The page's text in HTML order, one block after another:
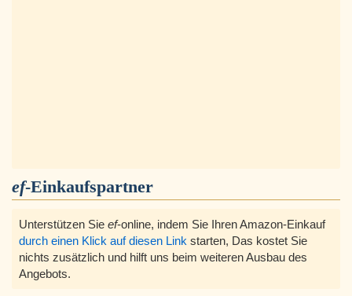
ef-Einkaufspartner
Unterstützen Sie ef-online, indem Sie Ihren Amazon-Einkauf
durch einen Klick auf diesen Link starten, Das kostet Sie
nichts zusätzlich und hilft uns beim weiteren Ausbau des
Angebots.